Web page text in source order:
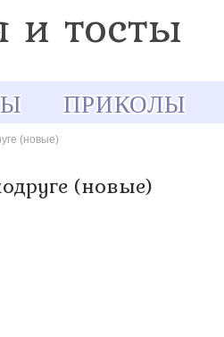
ПРИКОЛЫ
(новые)
(новые)